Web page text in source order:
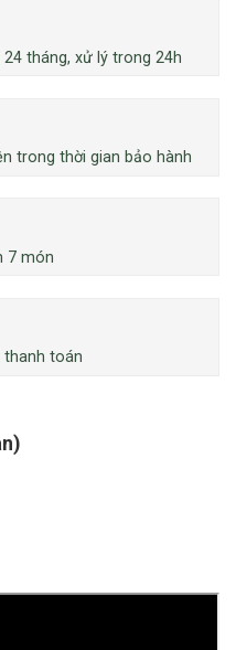
tháng, xử lý trong 24h
trong thời gian bảo hành
7 món
thanh toán